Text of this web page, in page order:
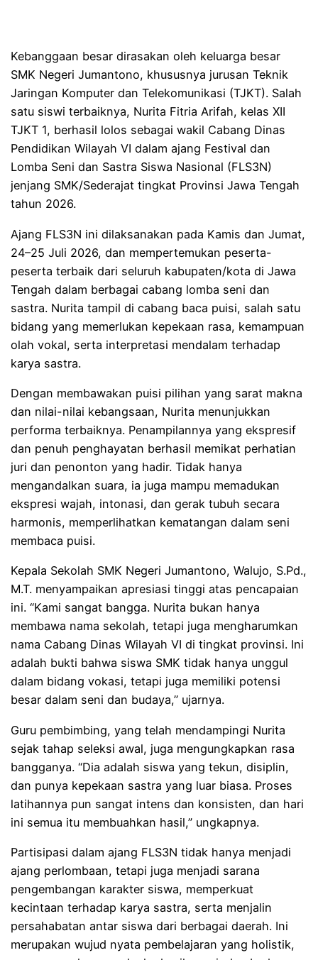
Kebanggaan besar dirasakan oleh keluarga besar
SMK Negeri Jumantono, khususnya jurusan Teknik
Jaringan Komputer dan Telekomunikasi (TJKT). Salah
satu siswi terbaiknya, Nurita Fitria Arifah, kelas XII
TJKT 1, berhasil lolos sebagai wakil Cabang Dinas
Pendidikan Wilayah VI dalam ajang Festival dan
Lomba Seni dan Sastra Siswa Nasional (FLS3N)
jenjang SMK/Sederajat tingkat Provinsi Jawa Tengah
tahun 2026.
Ajang FLS3N ini dilaksanakan pada Kamis dan Jumat,
24–25 Juli 2026, dan mempertemukan peserta-
peserta terbaik dari seluruh kabupaten/kota di Jawa
Tengah dalam berbagai cabang lomba seni dan
sastra. Nurita tampil di cabang baca puisi, salah satu
bidang yang memerlukan kepekaan rasa, kemampuan
olah vokal, serta interpretasi mendalam terhadap
karya sastra.
Dengan membawakan puisi pilihan yang sarat makna
dan nilai-nilai kebangsaan, Nurita menunjukkan
performa terbaiknya. Penampilannya yang ekspresif
dan penuh penghayatan berhasil memikat perhatian
juri dan penonton yang hadir. Tidak hanya
mengandalkan suara, ia juga mampu memadukan
ekspresi wajah, intonasi, dan gerak tubuh secara
harmonis, memperlihatkan kematangan dalam seni
membaca puisi.
Kepala Sekolah SMK Negeri Jumantono, Walujo, S.Pd.,
M.T. menyampaikan apresiasi tinggi atas pencapaian
ini. “Kami sangat bangga. Nurita bukan hanya
membawa nama sekolah, tetapi juga mengharumkan
nama Cabang Dinas Wilayah VI di tingkat provinsi. Ini
adalah bukti bahwa siswa SMK tidak hanya unggul
dalam bidang vokasi, tetapi juga memiliki potensi
besar dalam seni dan budaya,” ujarnya.
Guru pembimbing, yang telah mendampingi Nurita
sejak tahap seleksi awal, juga mengungkapkan rasa
bangganya. “Dia adalah siswa yang tekun, disiplin,
dan punya kepekaan sastra yang luar biasa. Proses
latihannya pun sangat intens dan konsisten, dan hari
ini semua itu membuahkan hasil,” ungkapnya.
Partisipasi dalam ajang FLS3N tidak hanya menjadi
ajang perlombaan, tetapi juga menjadi sarana
pengembangan karakter siswa, memperkuat
kecintaan terhadap karya sastra, serta menjalin
persahabatan antar siswa dari berbagai daerah. Ini
merupakan wujud nyata pembelajaran yang holistik,